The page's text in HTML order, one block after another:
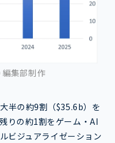
集部制作
半の約9割（$35.6b）を
りの約1割をゲーム・AI
ビジュアライゼーション